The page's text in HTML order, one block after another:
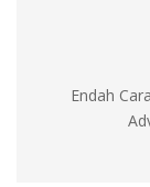
Endah